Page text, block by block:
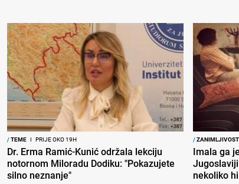
/TEME I PRIJE OKO 19H
Dr. Erma Ramić-Kunić održala lekciju
notornom Miloradu Dodiku: "Pokazujete
silno neznanje"
/
Imala ga
nekoliko